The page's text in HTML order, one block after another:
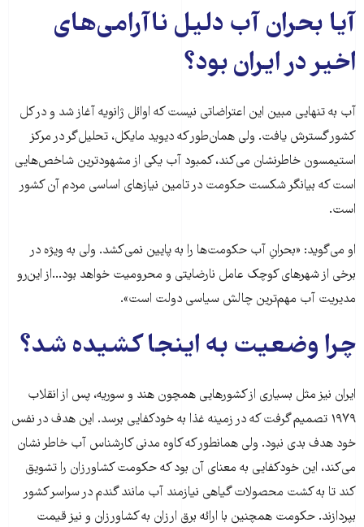
آیا بحران آب دلیل ناآرامی‌های
اخیر در ایران بود؟
آب به تنهایی مبین این اعتراضاتی نیست که اوائل ژانویه آغاز شد و در کل
کشور گسترش یافت. ولی همان‌طور که دیوید مایکل، تحلیل‌گر در مرکز
استیمسون خاطرنشان می‌کند، کمبود آب یکی از مشهود‌ترین شاخص‌هایی
است که بیانگر شکست حکومت در تامین نیازهای اساسی مردم آن کشور
است.
او می‌گوید: «بحرانِ آب حکومت‌ها را به پایین نمی‌کشد. ولی به ویژه در
برخی از شهرهای کوچک عامل نارضایتی و محرومیت خواهد بود...از این‌رو
مدیریت آب مهم‌ترین چالش سیاسی دولت است».
چرا وضعیت به اینجا کشیده شد؟
ایران نیز مثل بسیاری از کشورهایی همچون هند و سوریه، پس از انقلاب
۱۹۷۹ تصمیم گرفت که در زمینه غذا به خودکفایی برسد. این هدف در نفس
خود هدف بدی نبود. ولی همانطور که کاوه مدنی کارشناس آب خاطر نشان
می‌کند، این خودکفایی به معنای آن بود که حکومت کشاورزان را تشویق
کند تا به کشت محصولات گیاهی نیازمند آب مانند گندم در سراسر کشور
بپردازند. حکومت همچنین با ارائه برق ارزان به کشاورزان و نیز قیمت